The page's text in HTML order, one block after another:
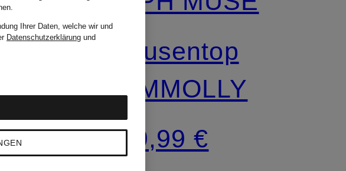
mit
Blusentop
CMMOLLY
69,99 €
Ihrer Daten, welche wir und
Datenschutzerklärung und